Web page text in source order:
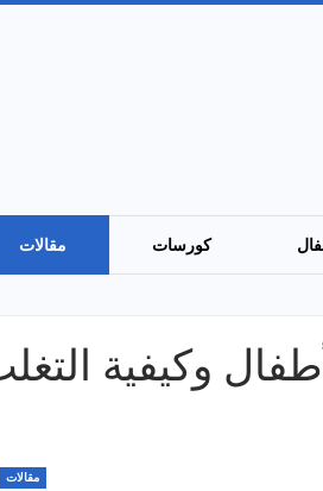
كورسات مقالات
وكيفية
مقالات